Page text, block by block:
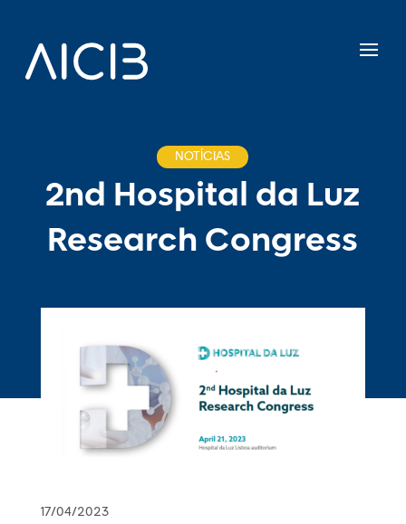
NOTÍCIAS
2nd Hospital da Luz
Research Congress
17/04/2023